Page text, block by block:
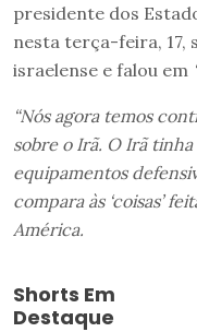
presidente dos
nesta terça-feira, 17,
israelense e falou em
“Nós agora temos
sobre o Irã. O Irã
equipamentos
compara às ‘coisas’
América.
Shorts Em
Destaque